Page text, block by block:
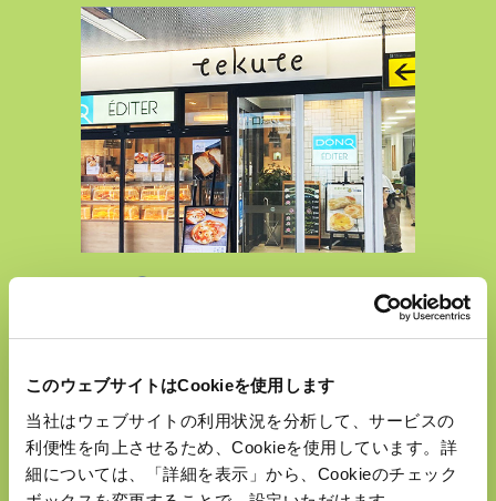
このウェブサイトはCookieを使用します
当社はウェブサイトの利用状況を分析して、サービスの
利便性を向上させるため、Cookieを使用しています。詳
細については、「詳細を表示」から、Cookieのチェック
tekuteたがじょう